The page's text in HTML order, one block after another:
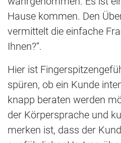
Hause kommen. Den
vermittelt die einfache
Ihnen?“.
Hier ist
spüren, ob ein Kunde
knapp beraten werden
der Körpersprache und
merken ist, dass der